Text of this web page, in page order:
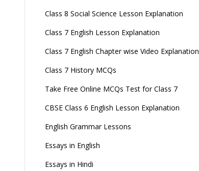
Class 8 Social Science Lesson Explanation
Class 7 English Lesson Explanation
Class 7 English Chapter wise Video Explanation
Class 7 History MCQs
Take Free Online MCQs Test for Class 7
CBSE Class 6 English Lesson Explanation
English Grammar Lessons
Essays in English
Essays in Hindi